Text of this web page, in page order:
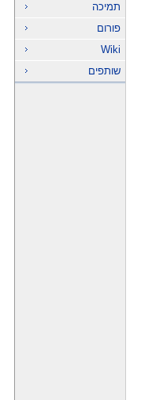
תמיכה
פורום
Wiki
שותפים